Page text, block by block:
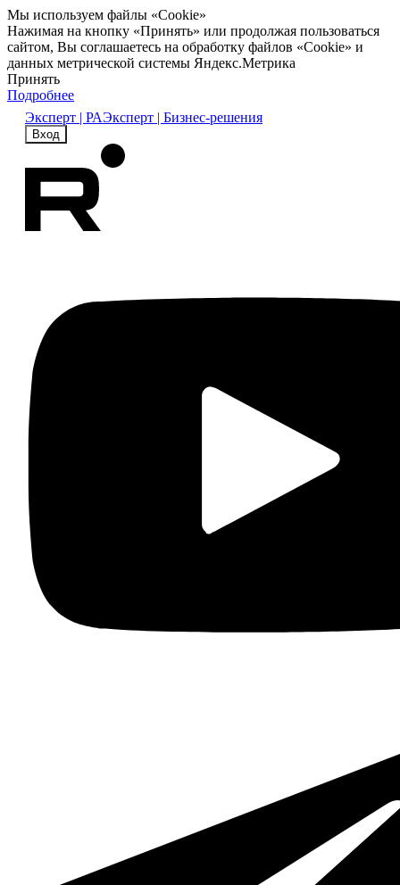
Мы используем файлы «Cookie»
Нажимая на кнопку «Принять» или продолжая пользоваться
сайтом, Вы соглашаетесь на обработку файлов «Cookie» и
данных метрической системы Яндекс.Метрика
Принять
Подробнее
Эксперт | РАЭксперт | Бизнес-решения
Вход